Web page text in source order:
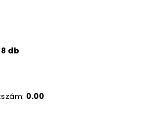
8 db
0.00